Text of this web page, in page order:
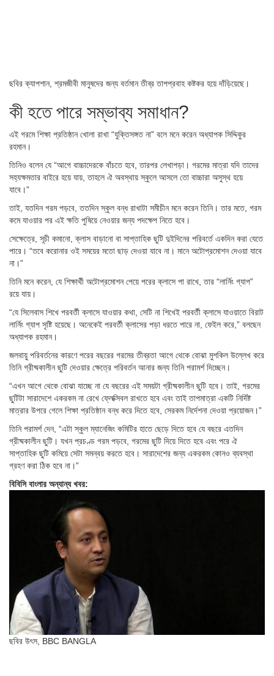
ছবির ক্যাপশান,শ্রমজীবী মানুষদের জন্য বর্তমান তীব্র তাপপ্রবাহ কষ্টকর হয়ে দাঁড়িয়েছে।
কী হতে পারে সম্ভাব্য সমাধান?
এই গরমে শিক্ষা প্রতিষ্ঠান খোলা রাখা “যুক্তিসঙ্গত না” বলে মনে করেন অধ্যাপক সিদ্দিকুর
রহমান।
তিনিও বলেন যে “আগে বাচ্চাদেরকে বাঁচতে হবে, তারপর লেখাপড়া। গরমের মাত্রা যদি তাদের
সহ্যক্ষমতার বাইরে হয়ে যায়, তাহলে ঐ অবস্থায় স্কুলে আসলে তো বাচ্চারা অসুস্থ হয়ে
যাবে।”
তাই, যতদিন গরম পড়বে, ততদিন স্কুল বন্ধ রাখাটা সমীচীন মনে করেন তিনি। তার মতে, গরম
কমে যাওয়ার পর এই ক্ষতি পুষিয়ে নেওয়ার জন্য পদক্ষেপ নিতে হবে।
সেক্ষেত্রে, সূচী কমানো, ক্লাস বাড়ানো বা সাপ্তাহিক ছুটি দুইদিনের পরিবর্তে একদিন করা যেতে
পারে। “তবে করোনার ওই সময়ের মতো ছাড় দেওয়া যাবে না। মানে অটোপ্রমোশন দেওয়া যাবে
না।”
তিনি মনে করেন, যে শিক্ষার্থী অটোপ্রমোশন পেয়ে পরের ক্লাসে পা রাখে, তার “লার্নিং গ্যাপ”
রয়ে যায়।
“যে সিলেবাস শিখে পরবর্তী ক্লাসে যাওয়ার কথা, সেটি না শিখেই পরবর্তী ক্লাসে যাওয়াতে বিরাট
লার্নিং গ্যাপ সৃষ্টি হয়েছে। অনেকেই পরবর্তী ক্লাসের পড়া ধরতে পারে না, ফেইল করে,” বলছেন
অধ্যাপক রহমান।
জলবায়ু পরিবর্তনের কারণে পরের বছরের গরমের তীব্রতা আগে থেকে বোঝা মুশকিল উল্লেখ করে
তিনি গ্রীষ্মকালীন ছুটি দেওয়ার ক্ষেত্রে পরিবর্তন আনার জন্য তিনি পরামর্শ দিচ্ছেন।
“এখন আগে থেকে বোঝা যাচ্ছে না যে বছরের এই সময়টা গ্রীষ্মকালীন ছুটি হবে। তাই, গরমের
ছুটিটা সারাদেশে একরকম না রেখে ফ্লেক্সিবল রাখতে হবে এবং তাই তাপমাত্রা একটি নির্দিষ্ট
মাত্রার উপরে গেলে শিক্ষা প্রতিষ্ঠান বন্ধ করে দিতে হবে, সেরকম নির্দেশনা দেওয়া প্রয়োজন।”
তিনি পরামর্শ দেন, “এটা স্কুল ম্যানেজিং কমিটির হাতে ছেড়ে দিতে হবে যে বছরে এতদিন
গ্রীষ্মকালীন ছুটি। যখন প্রচণ্ড গরম পড়বে, গরমের ছুটি দিয়ে দিতে হবে এবং পরে ঐ
সাপ্তাহিক ছুটি কমিয়ে সেটা সমন্বয় করতে হবে। সারাদেশের জন্য একরকম কোনও ব্যবস্থা
গ্রহণ করা ঠিক হবে না।”
বিবিসি বাংলার অন্যান্য খবর:
ছবির উৎস, BBC BANGLA